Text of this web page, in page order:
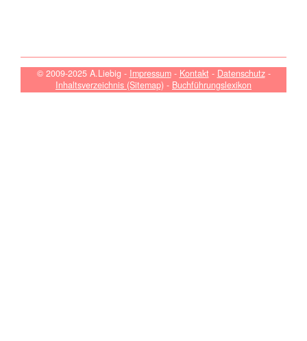
© 2009-2025 A.Liebig - Impressum- Kontakt - Datenschutz-
Inhaltsverzeichnis (Sitemap) - Buchführungslexikon